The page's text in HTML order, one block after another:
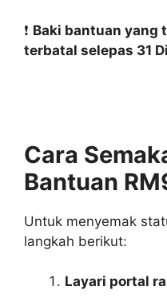
❗ Baki bantuan yang
terbatal selepas 31
Cara
Bantuan
Untuk menyemak
langkah berikut:
Layari portal